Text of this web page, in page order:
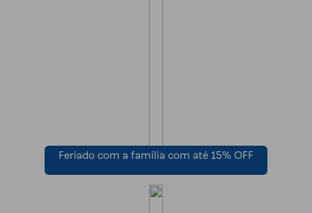
Feriado com a família com até 15% OFF